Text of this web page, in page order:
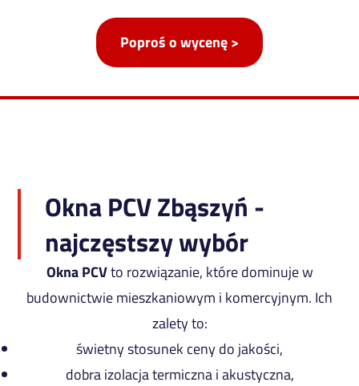
Poproś o wycenę >
Okna PCV Zbąszyń -
najczęstszy wybór
Okna PCVto rozwiązanie, które dominuje w
budownictwie mieszkaniowym i komercyjnym. Ich
zalety to:
świetny stosunek ceny do jakości,
dobra izolacja termiczna i akustyczna,